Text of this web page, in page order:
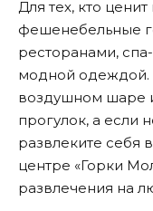
Для тех, кто
фешенебельные
ресторанами,
модной одеждой.
воздушном шаре
прогулок, а если
развлеките себя
центре «Горки
развлечения на